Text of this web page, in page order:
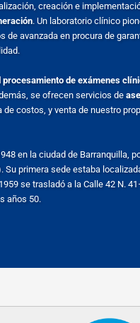
creación e
. Un laboratorio clínico
de avanzada en procura de
procesamiento de exámenes
se ofrecen servicios de
de costos, y venta de nuestro
en la ciudad de Barranquilla,
Su primera sede estaba
se trasladó a la Calle 42 N.
años 50.